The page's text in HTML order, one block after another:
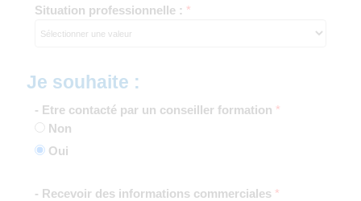
Situation professionnelle : *
Je souhaite :
- Etre contacté par un conseiller formation *
Non
Oui
- Recevoir des informations commerciales *